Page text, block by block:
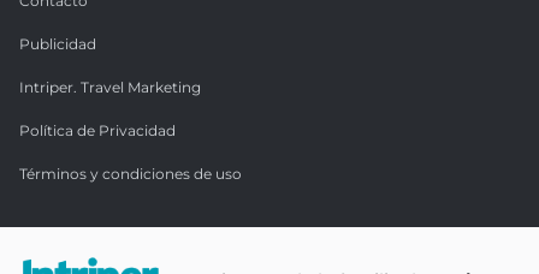
Publicidad
Intriper. Travel Marketing
Política de Privacidad
Términos y condiciones de uso